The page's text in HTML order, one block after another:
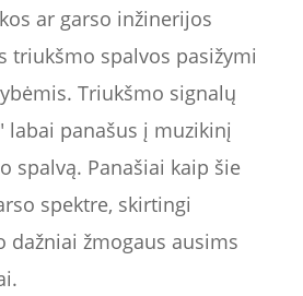
ar garso inžinerijos
triukšmo spalvos pasižymi
Triukšmo signalų
labai panašus į muzikinį
spalvą. Panašiai kaip šie
spektre, skirtingi
dažniai žmogaus ausims